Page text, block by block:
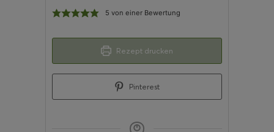
5 von einer Bewertung
Rezept drucken
Pinterest